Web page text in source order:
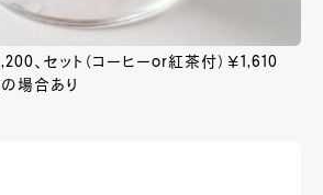
、セット（コーヒーor紅茶付）￥1,610
場合あり